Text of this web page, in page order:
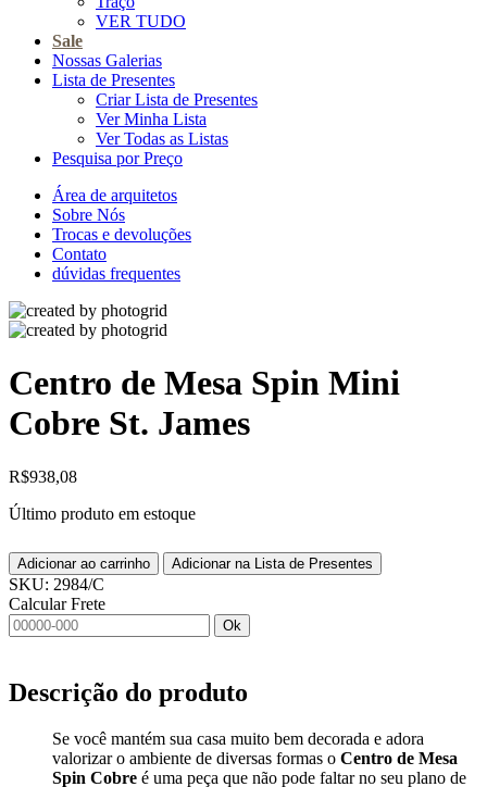
VER TUDO
Sale
Nossas Galerias
Lista de Presentes
Criar Lista de Presentes
Ver Minha Lista
Ver Todas as Listas
Pesquisa por Preço
Área de arquitetos
Sobre Nós
Trocas e devoluções
Contato
dúvidas frequentes
Centro de Mesa Spin Mini
Cobre St. James
R$938,08
Último produto em estoque
Adicionar ao carrinho Adicionar na Lista de Presentes
SKU: 2984/C
Calcular Frete
Ok
Descrição do produto
Se você mantém sua casa muito bem decorada e adora
valorizar o ambiente de diversas formas o Centro de Mesa
Spin Cobre é uma peça que não pode faltar no seu plano de